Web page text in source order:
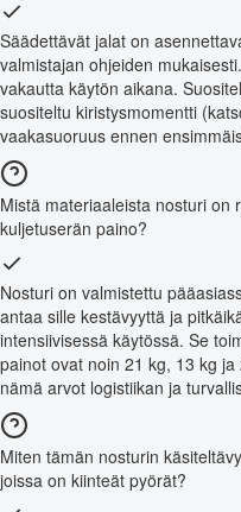
Säädettävät jalat on
valmistajan ohjeiden
vakautta käytön aikana.
suositeltu kiristysmomentti
vaakasuoruus ennen
Mistä materiaaleista nosturi on
kuljetuserän paino?
Nosturi on valmistettu
antaa sille kestävyyttä ja
intensiivisessä käytössä. Se
painot ovat noin 21 kg, 13 kg
nämä arvot logistiikan ja
Miten tämän nosturin
joissa on kiinteät pyörät?